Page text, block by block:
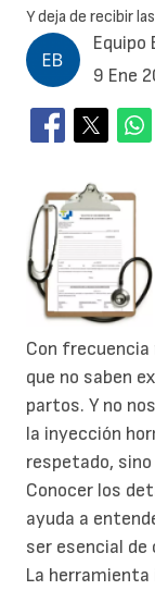
Equipo
9 Ene
Con
que no saben
partos. Y no
la inyección
respetado,
Conocer los
ayuda a
ser esencial
La
Y deja de recibir